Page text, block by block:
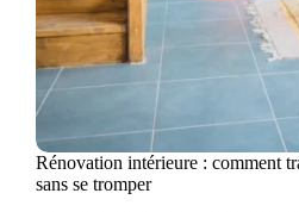
Rénovation intérieure : comment
sans se tromper